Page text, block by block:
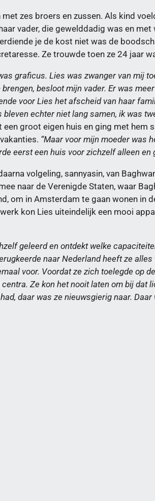
zes broers en zussen. Als kind
vader, die gewelddadig was en
je de kost niet was de
Ze trouwde toen ze 24 jaar
graficus. Lies was zwanger van mij
besloot mijn vader. Er was
voor Lies het afscheid van haar
echter niet lang samen, ik was
groot eigen huis en ging met hem
“Maar voor mijn moeder was
eerst een huis voor zichzelf alleen en
volgeling, sannyasin, van
naar de Verenigde Staten, waar
om in Amsterdam te gaan wonen in
kon Lies uiteindelijk een mooi
geleerd en ontdekt welke
naar Nederland heeft ze
voor. Voordat ze zich toelegde op
Ze kon het nooit laten om bij dat
daar was ze nieuwsgierig naar.